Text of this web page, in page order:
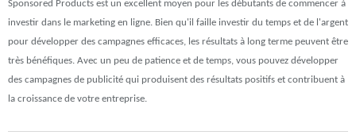
Sponsored Products est un excellent moyen pour les débutants de commencer à
investir dans le marketing en ligne. Bien qu'il faille investir du temps et de l'argent
pour développer des campagnes efficaces, les résultats à long terme peuvent être
très bénéfiques. Avec un peu de patience et de temps, vous pouvez développer
des campagnes de publicité qui produisent des résultats positifs et contribuent à
la croissance de votre entreprise.